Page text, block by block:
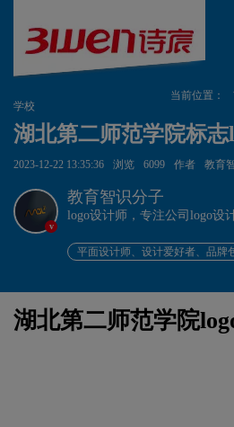
当前位置：
学校
湖北第二师范学院标志
2023-12-22 13:35:36 浏览 6099 作者 教育
v
教育智识分子
logo设计师，专注公司logo设
平面设计师、设计爱好者、品牌
湖北第二师范学院